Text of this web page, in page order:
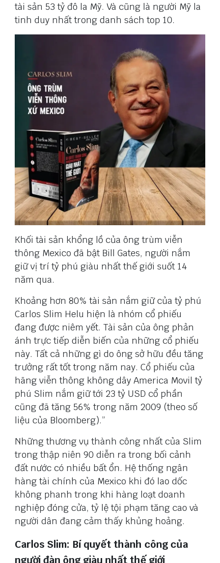
tài sản 53 tỷ đô la Mỹ. Và cũng là người Mỹ la
tinh duy nhất trong danh sách top 10.
Khối tài sản khổng lồ của ông trùm viễn
thông Mexico đã bật Bill Gates, người nắm
giữ vị trí tỷ phú giàu nhất thế giới suốt 14
năm qua.
Khoảng hơn 80% tài sản nắm giữ của tỷ phú
Carlos Slim Helu hiện là nhóm cổ phiếu
đang được niêm yết. Tài sản của ông phản
ánh trực tiếp diễn biến của những cổ phiếu
này. Tất cả những gì do ông sở hữu đều tăng
trưởng rất tốt trong năm nay. Cổ phiếu của
hãng viễn thông không dây America Movil tỷ
phú Slim nắm giữ tới 23 tỷ USD cổ phần
cũng đã tăng 56% trong năm 2009 (theo số
liệu của Bloomberg).”
Những thương vụ thành công nhất của Slim
trong thập niên 90 diễn ra trong bối cảnh
đất nước có nhiều bất ổn. Hệ thống ngân
hàng tài chính của Mexico khi đó lao dốc
không phanh trong khi hàng loạt doanh
nghiệp đóng cửa, tỷ lệ tội phạm tăng cao và
người dân đang cảm thấy khủng hoảng.
Carlos Slim: Bí quyết thành công của
người đàn ông giàu nhất thế giới